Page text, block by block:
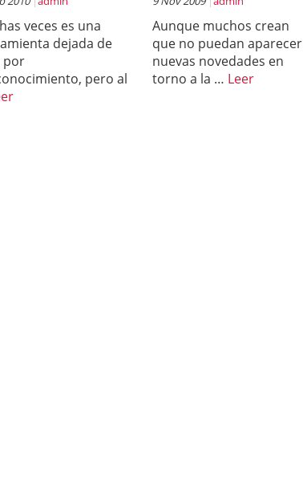
veces es una
dejada de
por
pero al
Aunque muchos crean
que no puedan aparecer
nuevas novedades en
torno a la … Leer